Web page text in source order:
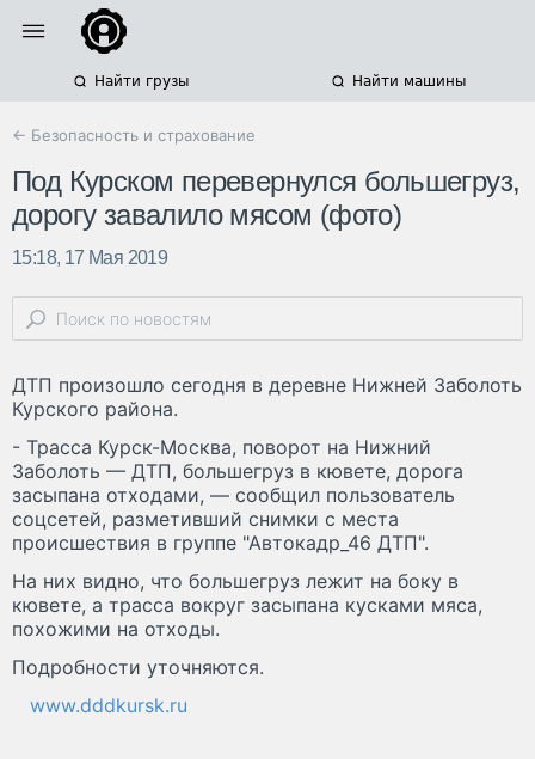
Найти грузы Найти машины
← Безопасность и страхование
Под Курском перевернулся большегруз,
дорогу завалило мясом (фото)
15:18, 17 Мая 2019
ДТП произошло сегодня в деревне Нижней Заболоть
Курского района.
- Трасса Курск-Москва, поворот на Нижний
Заболоть — ДТП, большегруз в кювете, дорога
засыпана отходами, — сообщил пользователь
соцсетей, разметивший снимки с места
происшествия в группе "Автокадр_46 ДТП".
На них видно, что большегруз лежит на боку в
кювете, а трасса вокруг засыпана кусками мяса,
похожими на отходы.
Подробности уточняются.
www.dddkursk.ru